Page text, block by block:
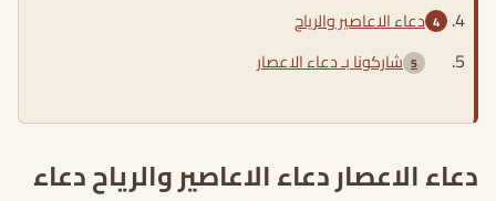
دعاء الاعاصير والرياح
شاركونا بـ دعاء الاعصار
دعاء الاعصار دعاء الاعاصير والرياح دعاء